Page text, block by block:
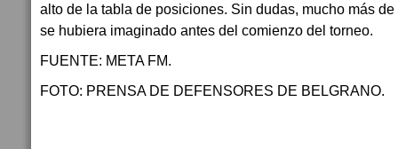
alto de la tabla de posiciones. Sin dudas, mucho más
se hubiera imaginado antes del comienzo del torneo.
FUENTE: META FM.
FOTO: PRENSA DE DEFENSORES DE BELGRANO.